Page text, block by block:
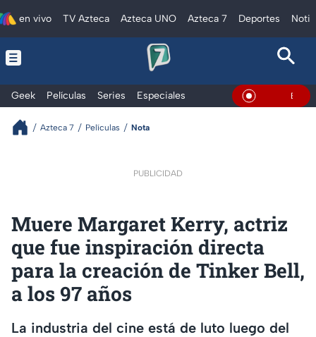
en vivo TV Azteca Azteca UNO Azteca 7 Deportes
Geek Películas Series Especiales En Vivo
Azteca 7 Películas Nota
PUBLICIDAD
Muere Margaret Kerry, actriz
que fue inspiración directa
para la creación de Tinker Bell,
a los 97 años
La industria del cine está de luto luego del